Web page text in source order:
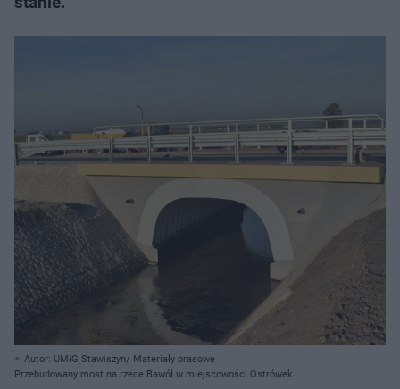
Autor: UMiG Stawiszyn/ Materiały prasowe
Przebudowany most na rzece Bawół w miejscowości Ostrówek